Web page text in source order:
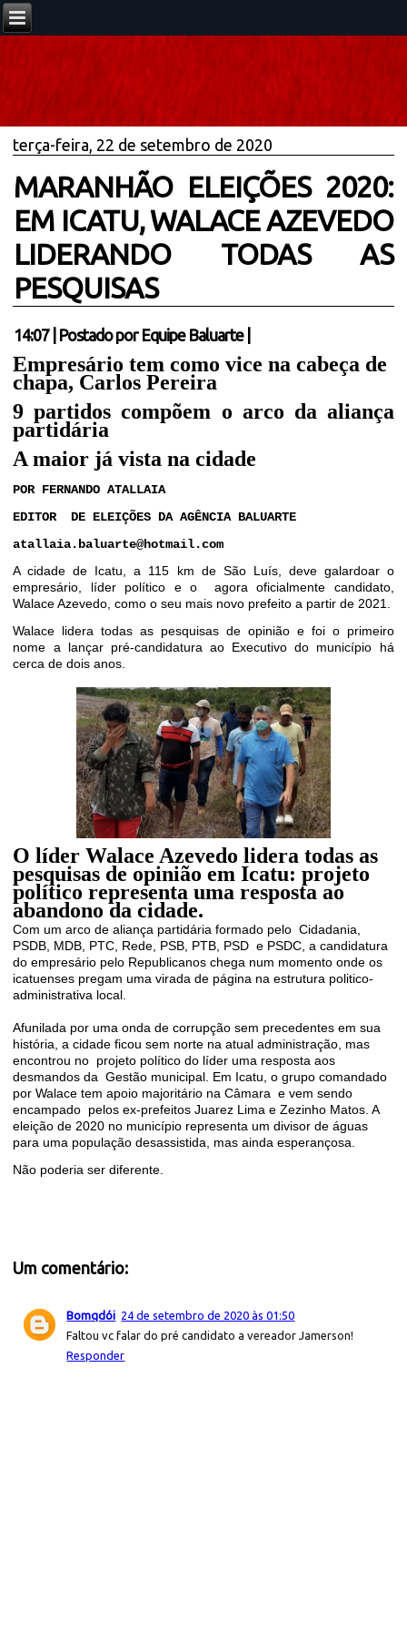
terça-feira, 22 de setembro de 2020
MARANHÃO ELEIÇÕES 2020:
EM ICATU, WALACE AZEVEDO
LIDERANDO TODAS AS
PESQUISAS
14:07| Postado por Equipe Baluarte
Empresário tem como vice na cabeça de
chapa, Carlos Pereira
9 partidos compõem o arco da aliança
partidária
A maior já vista na cidade
POR FERNANDO ATALLAIA
EDITOR
DE ELEIÇÕES DA AGÊNCIA BALUARTE
atallaia.baluarte@hotmail.com
A cidade de Icatu, a 115 km de São Luís, deve galardoar o
empresário, líder político e o
agora oficialmente candidato,
Walace Azevedo, como o seu mais novo prefeito a partir de 2021.
Walace lidera todas as pesquisas de opinião e foi o primeiro
nome a lançar pré-candidatura ao Executivo do município há
cerca de dois anos.
O líder Walace Azevedo lidera todas as
pesquisas de opinião em Icatu: projeto
político representa uma resposta ao
abandono da cidade.
Com um arco de aliança partidária formado pelo Cidadania,
PSDB, MDB, PTC, Rede, PSB, PTB, PSD e PSDC, a candidatura
do empresário pelo Republicanos chega num momento onde os
icatuenses pregam uma virada de página na estrutura politico-
administrativa local.
Afunilada por uma onda de corrupção sem precedentes em sua
história, a cidade ficou sem norte na atual administração, mas
encontrou no projeto político do líder uma resposta aos
desmandos da Gestão municipal. Em Icatu, o grupo comandado
por Walace tem apoio majoritário na Câmara e vem sendo
encampado pelos ex-prefeitos Juarez Lima e Zezinho Matos. A
eleição de 2020 no município representa um divisor de águas
para uma população desassistida, mas ainda esperançosa.
Não poderia ser diferente.
Um comentário:
Bomqdói 24 de setembro de 2020 às 01:50
Faltou vc falar do pré candidato a vereador Jamerson!
Responder